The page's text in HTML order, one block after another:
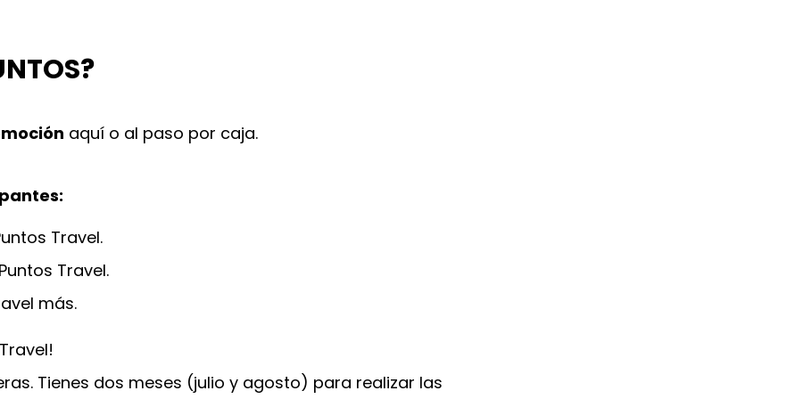
aquí o al paso por caja.
Travel.
Travel.
más.
Tienes dos meses (julio y agosto) para realizar las